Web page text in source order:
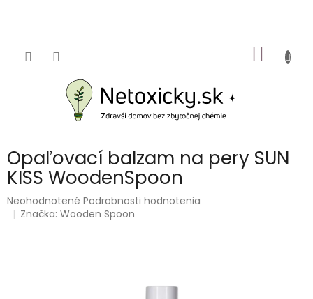
KOŠÍK
Opaľovací balzam na pery SUN
KISS WoodenSpoon
Priemerné
hodnotenie
Neohodnotené Podrobnosti hodnotenia
Značka:Wooden Spoon